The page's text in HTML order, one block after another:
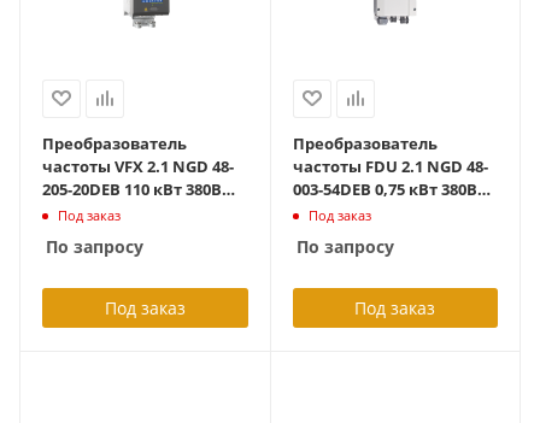
Преобразователь
частоты VFX 2.1 NGD 48-
205-20DEB 110 кВт 380В
IP20 с тормозным
Под заказ
По запросу
Под заказ
Преобразователь
частоты FDU 2.1 NGD 48-
003-54DEB 0,75 кВт 380В
IP54 с тормозным
Под заказ
По запросу
Под заказ